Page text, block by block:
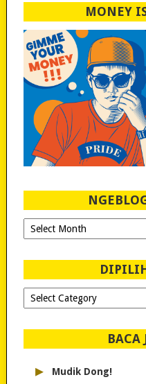
MONEY
Ngeblog
Sejak
Dipilih-
dipilih..
BACA
▸ Mudik Dong!